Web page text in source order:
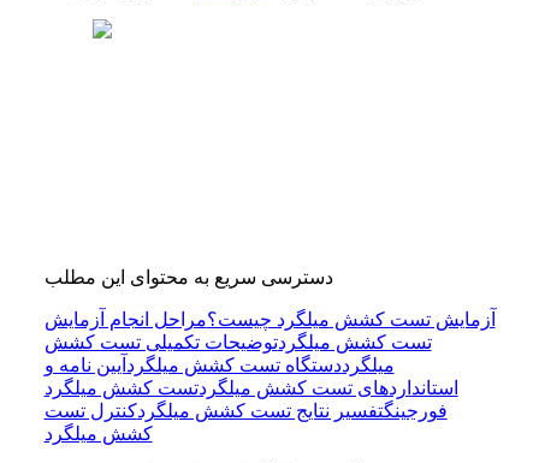
دسترسی سریع به محتوای این مطلب
آزمایش تست کشش میلگرد چیست؟مراحل انجام آزمایش
تست کشش میلگردتوضیحات تکمیلی تست کشش
میلگرددستگاه تست کشش میلگرد آیین نامه و
استانداردهای تست کشش میلگردتست کشش میلگرد
فورجینگتفسیر نتایج تست کشش میلگردکنترل تست
کشش میلگرد